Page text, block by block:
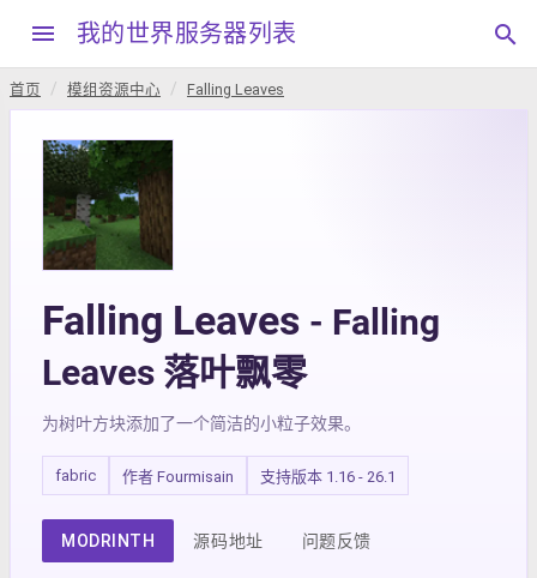
menu 我的世界服务器列表 search
首页 模组资源中心 Falling Leaves
Falling Leaves - Falling
Leaves 落叶飘零
为树叶方块添加了一个简洁的小粒子效果。
fabric 作者 Fourmisain 支持版本 1.16 - 26.1
MODRINTH 源码地址 问题反馈